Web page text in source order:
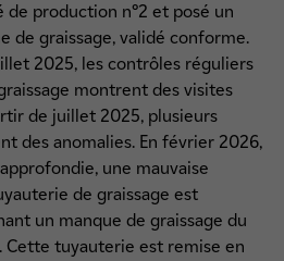
de production n°2 et posé un
de graissage, validé conforme.
2025, les contrôles réguliers
montrent des visites
de juillet 2025, plusieurs
des anomalies. En février 2026,
une mauvaise
de graissage est
un manque de graissage du
tuyauterie est remise en